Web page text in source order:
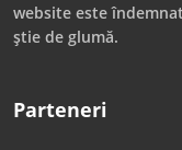
website este
știe de glumă.
Parteneri